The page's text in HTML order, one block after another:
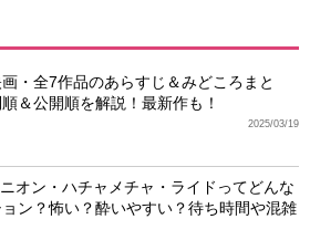
・全7作品のあらすじ＆みどころまと
＆公開順を解説！最新作も！
2025/03/19
ニオン・ハチャメチャ・ライドってどんな
ン？怖い？酔いやすい？待ち時間や混雑